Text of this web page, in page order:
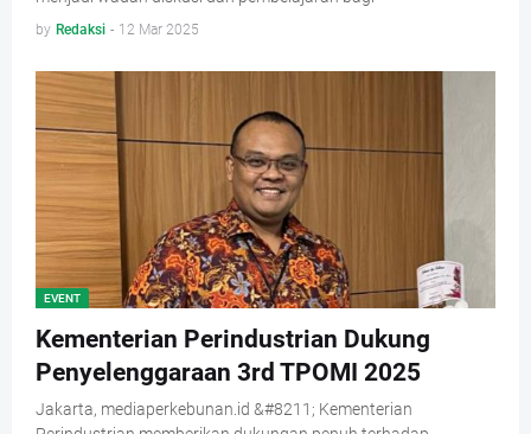
by Redaksi - 12 Mar 2025
EVENT
Kementerian Perindustrian Dukung
Penyelenggaraan 3rd TPOMI 2025
Jakarta, mediaperkebunan.id &#8211; Kementerian